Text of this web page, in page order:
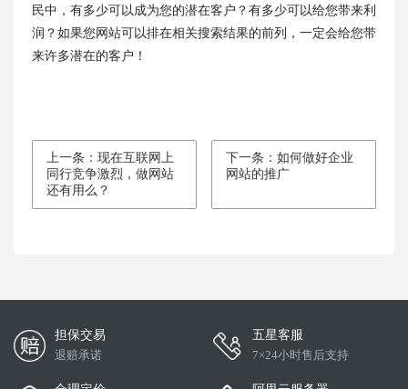
民中，有多少可以成为您的潜在客户？有多少可以给您带来利
润？如果您网站可以排在相关搜索结果的前列，一定会给您带
来许多潜在的客户！
上一条：现在互联网上
同行竞争激烈，做网站
还有用么？
下一条：如何做好企业
网站的推广
担保交易
退赔承诺
五星客服
7×24小时售后支持